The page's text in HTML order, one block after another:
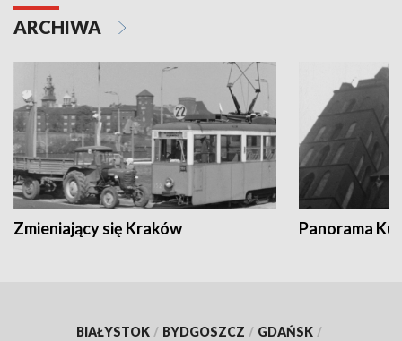
ARCHIWA
Zmieniający się Kraków Panorama
BIAŁYSTOK / BYDGOSZCZ / GDAŃSK /